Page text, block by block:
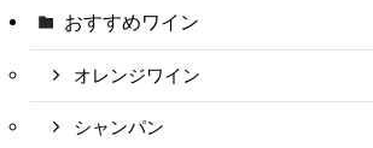
おすすめワイン
オレンジワイン
シャンパン